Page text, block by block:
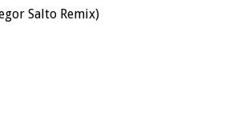
Salto Remix)